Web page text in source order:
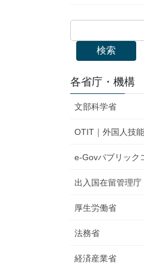
検索
各省庁・機構
文部科学省
OTIT｜外国人技
e-Govパブリック
出入国在留管理庁
厚生労働省
法務省
経済産業省